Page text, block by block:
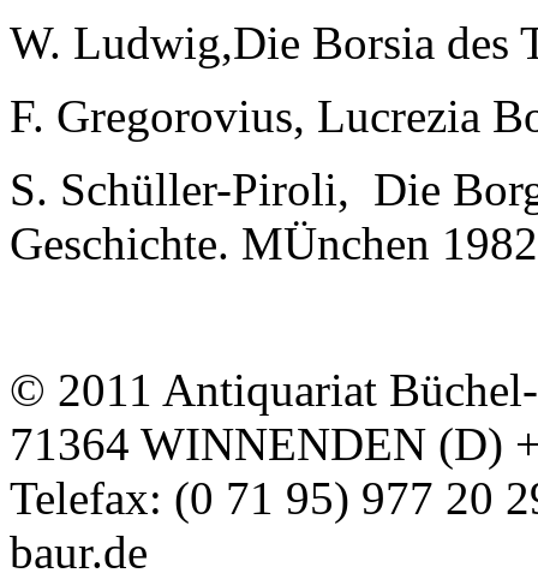
W. Ludwig,Die Borsia des
F. Gregorovius, Lucrezia
S. Schüller-Piroli, Die
Geschichte. MÜnchen
© 2011 Antiquariat
71364 WINNENDEN (D)
Telefax: (0 71 95) 977 20
baur.de